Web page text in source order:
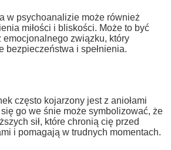
w psychoanalizie może również
miłości i bliskości. Może to być
emocjonalnego związku, który
bezpieczeństwa i spełnienia.
często kojarzony jest z aniołami
go we śnie może symbolizować, że
sił, które chronią cię przed
i pomagają w trudnych momentach.